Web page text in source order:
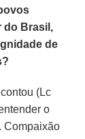
do Brasil,
de
(Lc
o
Compaixão